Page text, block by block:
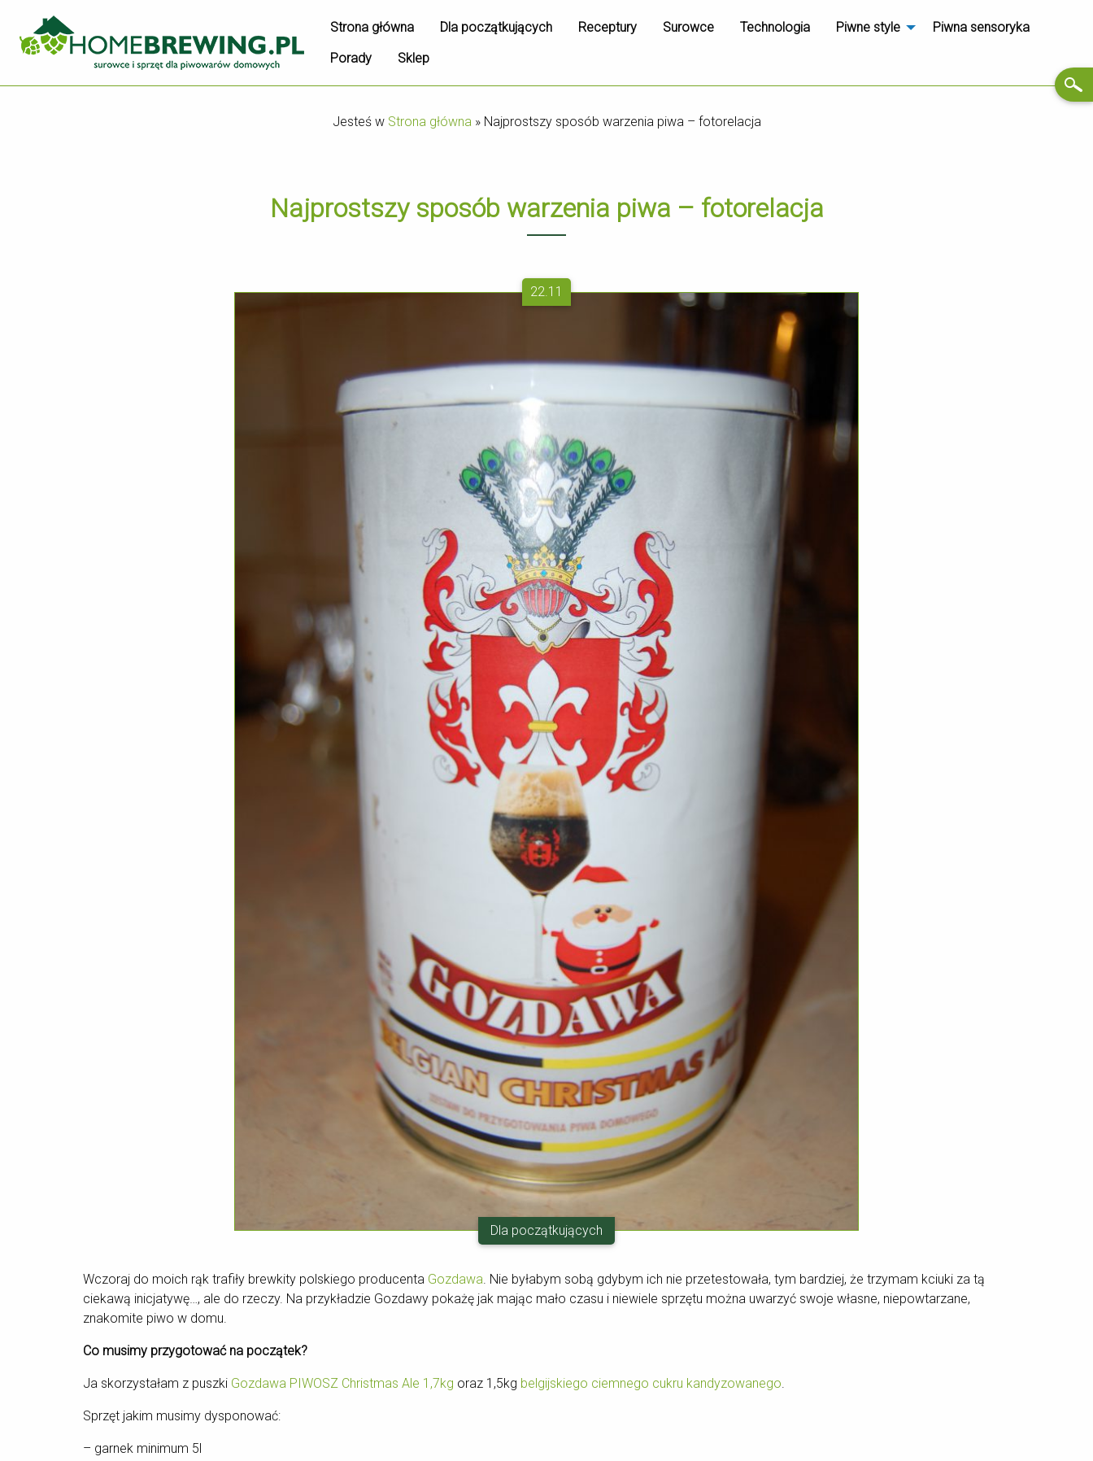
Strona główna Dla początkujących Receptury Surowce Technologia Piwne style Piwna sensoryka
Porady Sklep
Jesteś w Strona główna» Najprostszy sposób warzenia piwa – fotorelacja
Najprostszy sposób warzenia piwa – fotorelacja
22.11
Dla początkujących
Wczoraj do moich rąk trafiły brewkity polskiego producenta Gozdawa. Nie byłabym sobą gdybym ich nie przetestowała, tym bardziej, że trzymam kciuki za tą
ciekawą inicjatywę…, ale do rzeczy. Na przykładzie Gozdawy pokażę jak mając mało czasu i niewiele sprzętu można uwarzyć swoje własne, niepowtarzane,
znakomite piwo w domu.
Co musimy przygotować na początek?
Ja skorzystałam z puszki Gozdawa PIWOSZ Christmas Ale 1,7kg oraz 1,5kg belgijskiego ciemnego cukru kandyzowanego.
Sprzęt jakim musimy dysponować:
– garnek minimum 5l